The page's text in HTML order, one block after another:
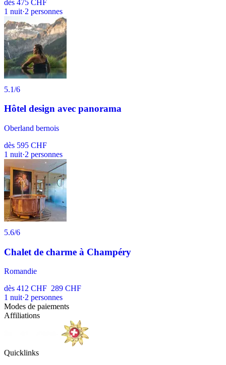
dès 475 CHF
1 nuit·2 personnes
5.1/6
Hôtel design avec panorama
Oberland bernois
dès 595 CHF
1 nuit·2 personnes
5.6/6
Chalet de charme à Champéry
Romandie
dès 412 CHF 289 CHF
1 nuit·2 personnes
Modes de paiements
Affiliations
Quicklinks